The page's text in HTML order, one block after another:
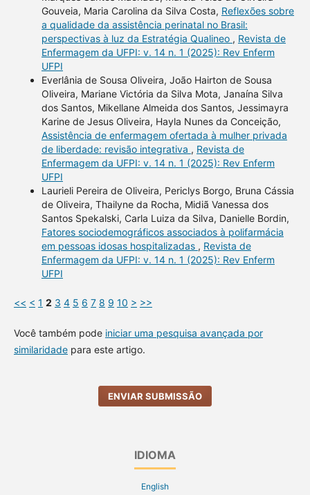
Gouveia, Maria Carolina da Silva Costa, Reflexões sobre
a qualidade da assistência perinatal no Brasil:
perspectivas à luz da Estratégia Qualineo , Revista de
Enfermagem da UFPI: v. 14 n. 1 (2025): Rev Enferm
UFPI
Everlânia de Sousa Oliveira, João Hairton de Sousa
Oliveira, Mariane Victória da Silva Mota, Janaína Silva
dos Santos, Mikellane Almeida dos Santos, Jessimayra
Karine de Jesus Oliveira, Hayla Nunes da Conceição,
Assistência de enfermagem ofertada à mulher privada
de liberdade: revisão integrativa , Revista de
Enfermagem da UFPI: v. 14 n. 1 (2025): Rev Enferm
UFPI
Laurieli Pereira de Oliveira, Periclys Borgo, Bruna Cássia
de Oliveira, Thailyne da Rocha, Midiã Vanessa dos
Santos Spekalski, Carla Luiza da Silva, Danielle Bordin,
Fatores sociodemográficos associados à polifarmácia
em pessoas idosas hospitalizadas , Revista de
Enfermagem da UFPI: v. 14 n. 1 (2025): Rev Enferm
UFPI
<< < 1 2 3 4 5 6 7 8 9 10 > >>
Você também pode iniciar uma pesquisa avançada por
similaridadepara este artigo.
ENVIAR SUBMISSÃO
IDIOMA
English